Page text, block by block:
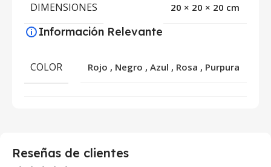
DIMENSIONES 20 × 20 × 20 cm
Información Relevante
COLOR Rojo , Negro , Azul , Rosa , Purpura
Reseñas de clientes